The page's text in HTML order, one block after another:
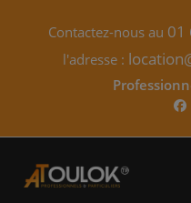
Contactez-nous au 01
l'adresse :